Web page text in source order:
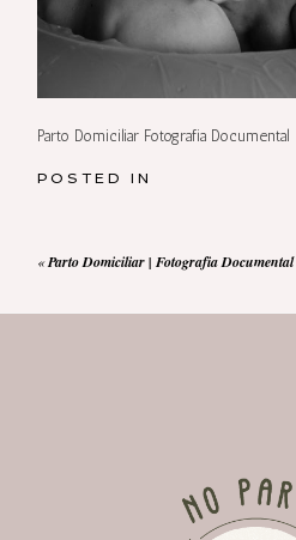
Parto Domiciliar Fotografia Documental
POSTED IN
«Parto Domiciliar | Fotografia Documental